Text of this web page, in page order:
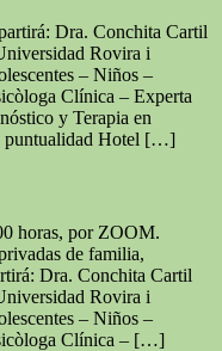
Dra. Conchita Cartil
Rovira i
– Niños –
Clínica – Experta
y Terapia en
puntualidad Hotel […]
horas, por ZOOM.
de familia,
Dra. Conchita Cartil
Rovira i
– Niños –
Clínica – […]